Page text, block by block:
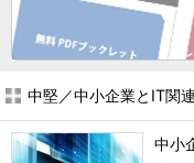
中堅／中小企業とIT関
中小